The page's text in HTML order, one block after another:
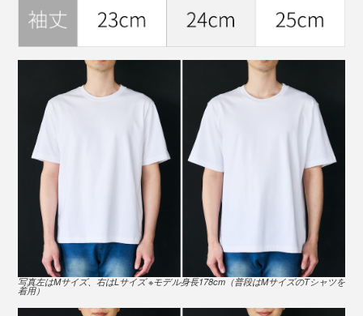
※モデル身長178cm「Mサイズ」着用
素肌の上に着ても透けない適度な肉厚感。一枚でさらり
と着こなせるシルエット。
力みのない肩のラインも絶妙で、だらしなく見えない加
ここだけの話、このTシャツの価格は4890円（税込）で
すが、なんと原価は2885円もかかるんだとか。
一般常識ではありえない価格設定ですが、まずはTシャ
ツから体験してもらって、『ももたろう』の“きびだん
ご”のように『TARROW TOKYO』の仲間＝ファンを広
げる一枚にしたということなんだそう。
アパレル勤めの方たちからも「この縫製を、この値段で
できるってすごいね！」と驚かれ、リピートされている
のだとか。
写真左はMサイズ、右はLサイズ ※モデル身長178cm（普段はMサイズのTシャツを
着用）